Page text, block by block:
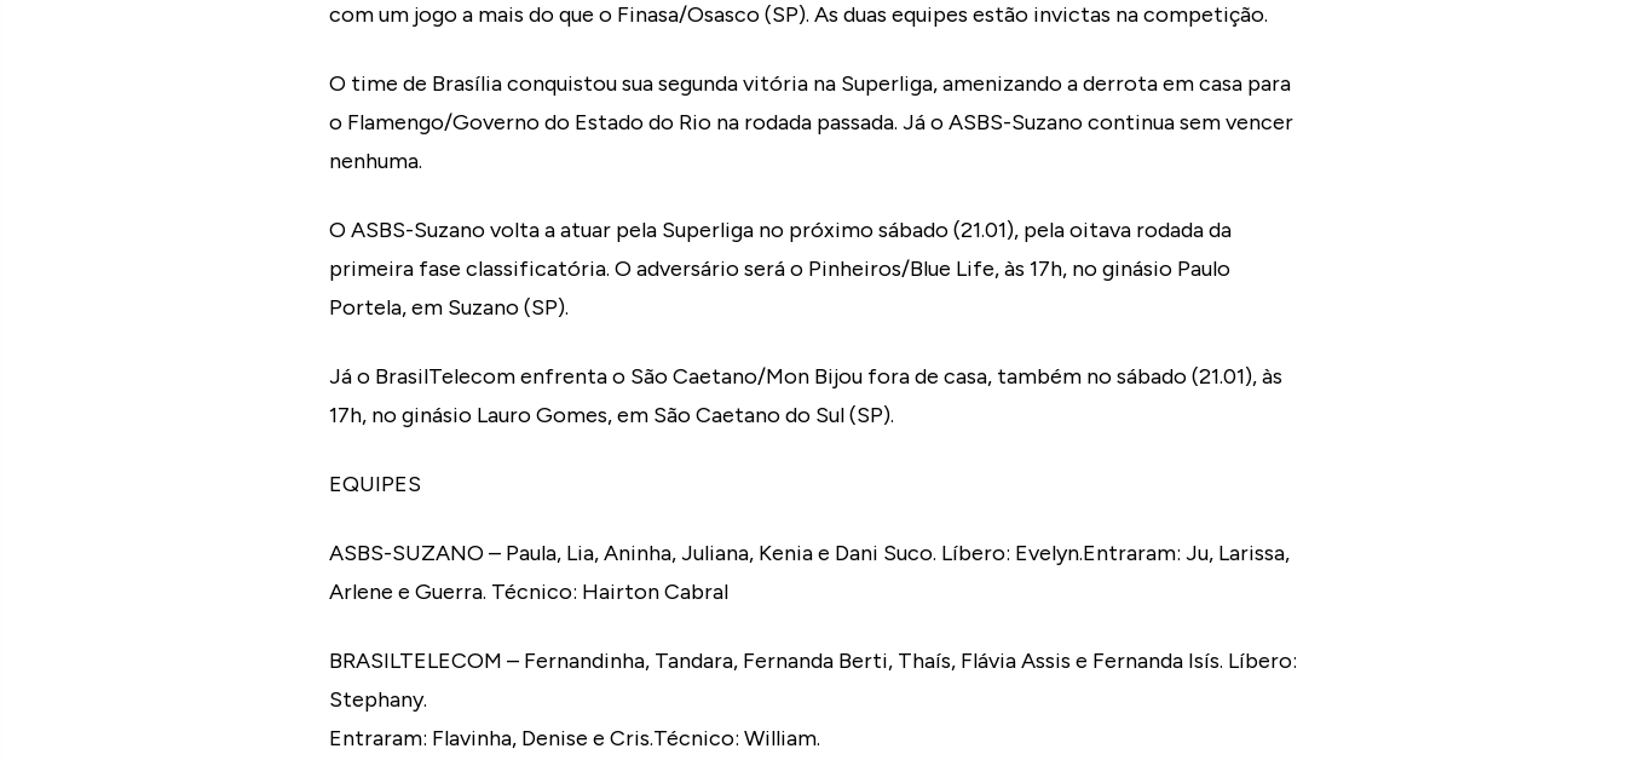
com um jogo a mais do que o Finasa/Osasco (SP). As duas equipes estão invictas na competição.
O time de Brasília conquistou sua segunda vitória na Superliga, amenizando a derrota em casa para
o Flamengo/Governo do Estado do Rio na rodada passada. Já o ASBS-Suzano continua sem vencer
nenhuma.
O ASBS-Suzano volta a atuar pela Superliga no próximo sábado (21.01), pela oitava rodada da
primeira fase classificatória. O adversário será o Pinheiros/Blue Life, às 17h, no ginásio Paulo
Portela, em Suzano (SP).
Já o BrasilTelecom enfrenta o São Caetano/Mon Bijou fora de casa, também no sábado (21.01), às
17h, no ginásio Lauro Gomes, em São Caetano do Sul (SP).
EQUIPES
ASBS-SUZANO – Paula, Lia, Aninha, Juliana, Kenia e Dani Suco. Líbero: Evelyn.Entraram: Ju, Larissa,
Arlene e Guerra. Técnico: Hairton Cabral
BRASILTELECOM – Fernandinha, Tandara, Fernanda Berti, Thaís, Flávia Assis e Fernanda Isís. Líbero:
Stephany.
Entraram: Flavinha, Denise e Cris.Técnico: William.